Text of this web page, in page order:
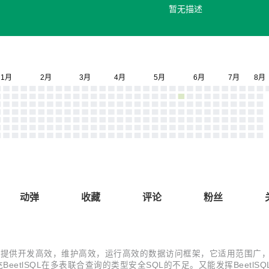
暂无描述
动弹 收藏 评论 粉丝
供开发高效，维护高效，运行高效的数据访问框架，它适用范围广
在多表联合查询的类型安全SQL的不足。又能发挥